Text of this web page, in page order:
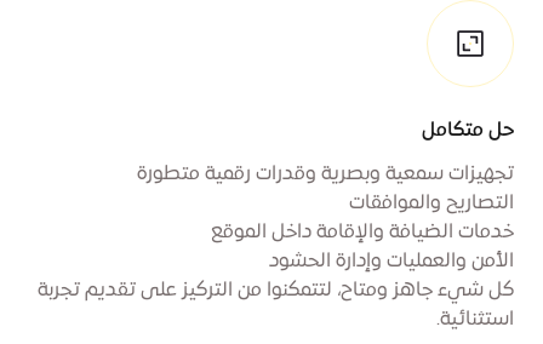
حل متكامل
تجهيزات سمعية وبصرية وقدرات رقمية متطورة
التصاريح والموافقات
خدمات الضيافة والإقامة داخل الموقع
الأمن والعمليات وإدارة الحشود
كل شيء جاهز ومتاح، لتتمكنوا من التركيز على تقديم تجربة
استثنائية.